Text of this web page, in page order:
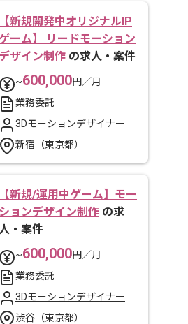
【新規開発中オリジナルIP
ゲーム】 リードモーション
デザイン制作 の求人・案件
~600,000円／月
業務委託
3Dモーションデザイナー
新宿（東京都）
【新規/運用中ゲーム】モー
ションデザイン制作 の求
・案件
~600,000円／月
業務委託
3Dモーションデザイナー
渋谷（東京都）